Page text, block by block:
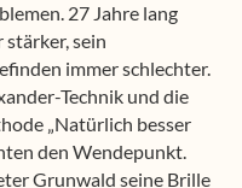
27 Jahre lang
sein
immer schlechter.
Technik und die
„Natürlich besser
den Wendepunkt.
Grunwald seine Brille